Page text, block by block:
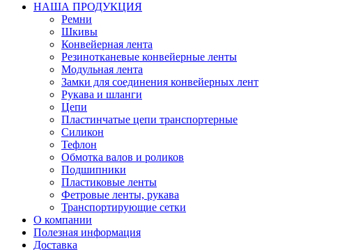
НАША ПРОДУКЦИЯ
Ремни
Шкивы
Конвейерная лента
Резинотканевые конвейерные ленты
Модульная лента
Замки для соединения конвейерных лент
Рукава и шланги
Цепи
Пластинчатые цепи транспортерные
Силикон
Тефлон
Обмотка валов и роликов
Подшипники
Пластиковые ленты
Фетровые ленты, рукава
Транспортирующие сетки
О компании
Полезная информация
Доставка